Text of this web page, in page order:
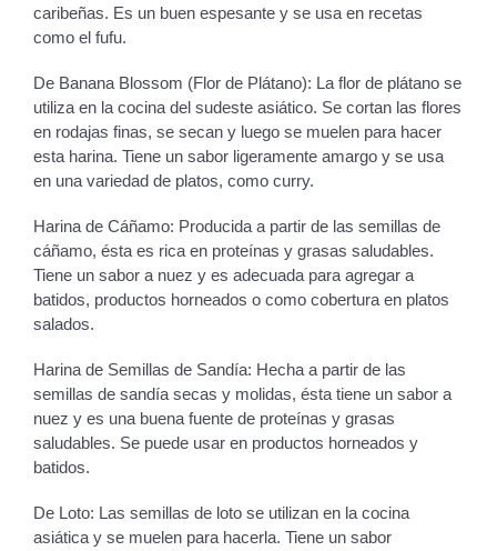
caribeñas. Es un buen espesante y se usa en recetas
como el fufu.
De Banana Blossom (Flor de Plátano): La flor de plátano se
utiliza en la cocina del sudeste asiático. Se cortan las flores
en rodajas finas, se secan y luego se muelen para hacer
esta harina. Tiene un sabor ligeramente amargo y se usa
en una variedad de platos, como curry.
Harina de Cáñamo: Producida a partir de las semillas de
cáñamo, ésta es rica en proteínas y grasas saludables.
Tiene un sabor a nuez y es adecuada para agregar a
batidos, productos horneados o como cobertura en platos
salados.
Harina de Semillas de Sandía: Hecha a partir de las
semillas de sandía secas y molidas, ésta tiene un sabor a
nuez y es una buena fuente de proteínas y grasas
saludables. Se puede usar en productos horneados y
batidos.
De Loto: Las semillas de loto se utilizan en la cocina
asiática y se muelen para hacerla. Tiene un sabor